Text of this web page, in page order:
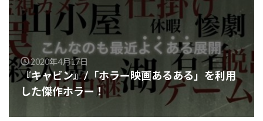
2020年4月17日
『キャビン』/「ホラー映画あるある」を利用
した傑作ホラー！